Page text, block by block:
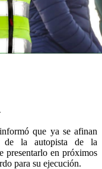
que ya se afinan
de la autopista de la
presentarlo en próximos
para su ejecución.